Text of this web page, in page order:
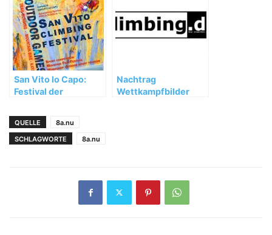
San Vito lo Capo:
Festival der
Nachtrag
Wettkampfbilder
QUELLE
8a.nu
SCHLAGWORTE
8a.nu